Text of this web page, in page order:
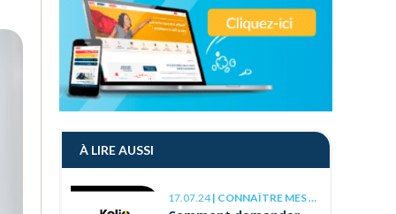
À LIRE AUSSI
17.07.24| CONNAÎTRE MES DROITS